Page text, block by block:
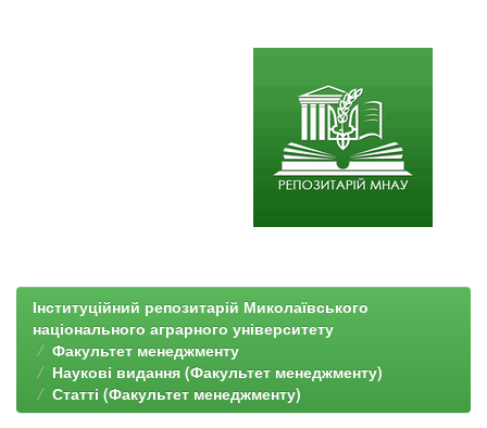
Інституційний репозитарій Миколаївського
національного аграрного університету
Факультет менеджменту
Наукові видання (Факультет менеджменту)
Статті (Факультет менеджменту)